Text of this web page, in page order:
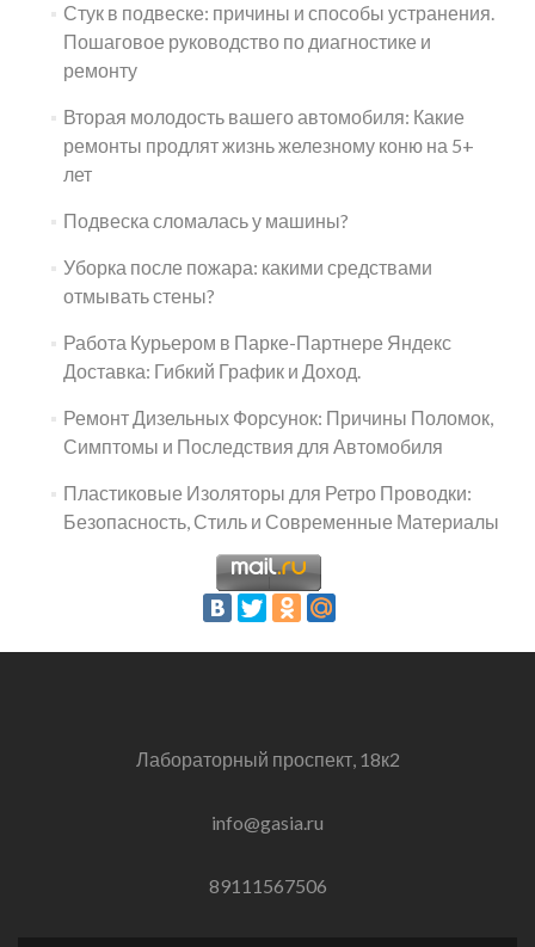
Стук в подвеске: причины и способы устранения.
Пошаговое руководство по диагностике и
ремонту
Вторая молодость вашего автомобиля: Какие
ремонты продлят жизнь железному коню на 5+
лет
Подвеска сломалась у машины?
Уборка после пожара: какими средствами
отмывать стены?
Работа Курьером в Парке-Партнере Яндекс
Доставка: Гибкий График и Доход.
Ремонт Дизельных Форсунок: Причины Поломок,
Симптомы и Последствия для Автомобиля
Пластиковые Изоляторы для Ретро Проводки:
Безопасность, Стиль и Современные Материалы
Лабораторный проспект, 18к2
info@gasia.ru
89111567506